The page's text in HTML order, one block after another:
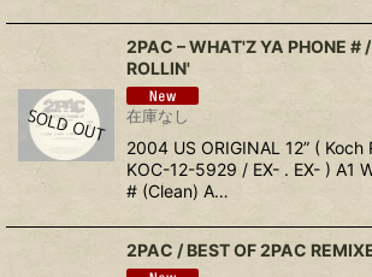
2PAC ‎– WHAT'Z YA PHONE #
ROLLIN'
在庫なし
2004 US ORIGINAL 12” ( Koch
KOC-12-5929 / EX- . EX- ) A1
# (Clean) A…
2PAC / BEST OF 2PAC